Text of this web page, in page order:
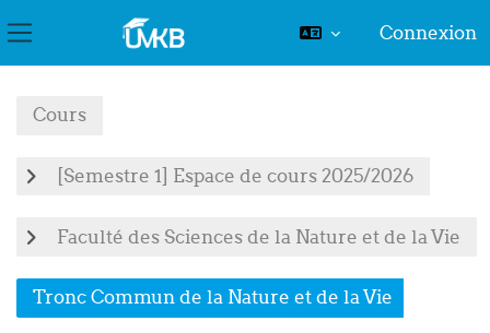
Panneau latéral
Connexion
Cours
[Semestre 1] Espace de cours 2025/2026
Faculté des Sciences de la Nature et de la Vie
Tronc Commun de la Nature et de la Vie